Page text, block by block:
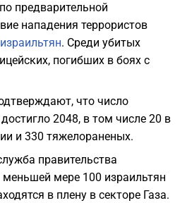
предварительной
нападения террористов
. Среди убитых
погибших в боях с
что число
2048, в том числе 20 в
и 330 тяжелораненых.
правительства
меньшей мере 100 израильтян
в плену в секторе Газа.